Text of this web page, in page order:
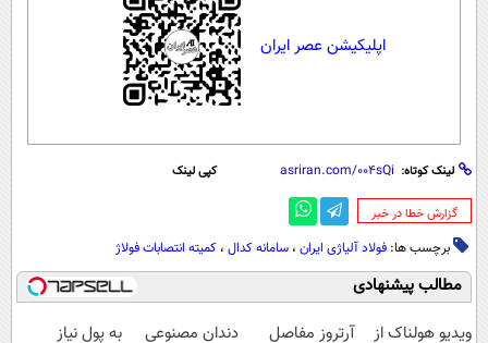
اپلیکیشن عصر ایران
لینک کوتاه: کپی لینک
‌گزارش خطا در خبر
برچسب ها: فولاد آلیاژی ایران ، سامانه کدال ، کمیته انتصابات فولاژ
مطالب پیشنهادی
ویدیو هولناک از
آرتروز مفاصل
دندان مصنوعی
به پول نیاز